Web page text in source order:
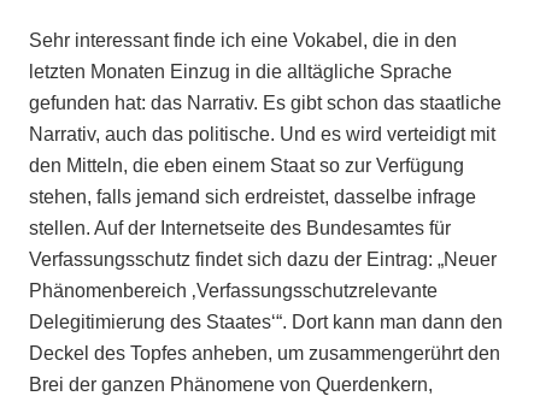
Sehr interessant finde ich eine Vokabel, die in den
letzten Monaten Einzug in die alltägliche Sprache
gefunden hat: das Narrativ. Es gibt schon das staatliche
Narrativ, auch das politische. Und es wird verteidigt mit
den Mitteln, die eben einem Staat so zur Verfügung
stehen, falls jemand sich erdreistet, dasselbe infrage
stellen. Auf der Internetseite des Bundesamtes für
Verfassungsschutz findet sich dazu der Eintrag: „Neuer
Phänomenbereich ‚Verfassungsschutzrelevante
Delegitimierung des Staates‘“. Dort kann man dann den
Deckel des Topfes anheben, um zusammengerührt den
Brei der ganzen Phänomene von Querdenkern,